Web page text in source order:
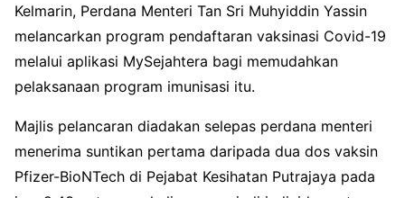
Kelmarin, Perdana Menteri Tan Sri Muhyiddin Yassin
melancarkan program pendaftaran vaksinasi Covid-19
melalui aplikasi MySejahtera bagi memudahkan
pelaksanaan program imunisasi itu.
Majlis pelancaran diadakan selepas perdana menteri
menerima suntikan pertama daripada dua dos vaksin
Pfizer-BioNTech di Pejabat Kesihatan Putrajaya pada